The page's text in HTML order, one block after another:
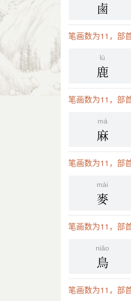
鹵
笔画数为11，部
lù
鹿
笔画数为11，部
má
麻
笔画数为11，部
mài
麥
笔画数为11，部
niǎo
鳥
笔画数为11，部